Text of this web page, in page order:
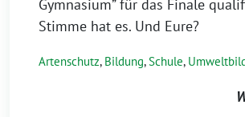
Gymnasium” für das Finale
Stimme hat es. Und Eure?
Artenschutz, Bildung,Schule,